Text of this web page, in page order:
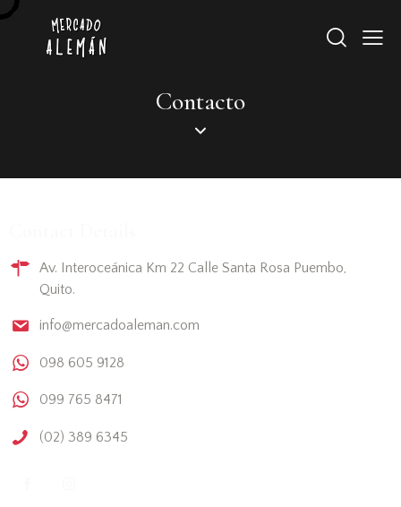
Contacto
Av. Interoceánica Km 22 Calle Santa Rosa Puembo,
Quito.
info@mercadoaleman.com
098 605 9128
099 765 8471
(02) 389 6345